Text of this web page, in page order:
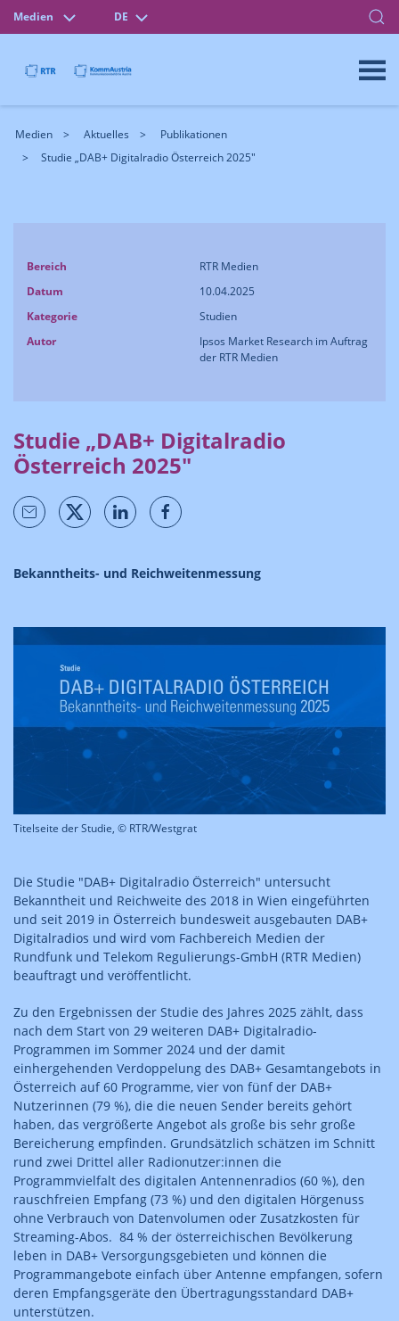
Medien DE
Medien Aktuelles
Publikationen
Studie „DAB+ Digitalradio Österreich 2025"
Bereich
RTR Medien
Datum
10.04.2025
Kategorie
Studien
Autor
Ipsos Market Research im Auftrag
der RTR Medien
Studie „DAB+ Digitalradio
Österreich 2025"
Bekanntheits- und Reichweitenmessung
Titelseite der Studie, © RTR/Westgrat
Die Studie "DAB+ Digitalradio Österreich" untersucht
Bekanntheit und Reichweite des 2018 in Wien eingeführten
und seit 2019 in Österreich bundesweit ausgebauten DAB+
Digitalradios und wird vom Fachbereich Medien der
Rundfunk und Telekom Regulierungs-GmbH (RTR Medien)
beauftragt und veröffentlicht.
Zu den Ergebnissen der Studie des Jahres 2025 zählt, dass
nach dem Start von 29 weiteren DAB+ Digitalradio-
Programmen im Sommer 2024 und der damit
einhergehenden Verdoppelung des DAB+ Gesamtangebots in
Österreich auf 60 Programme, vier von fünf der DAB+
Nutzerinnen (79 %), die die neuen Sender bereits gehört
haben, das vergrößerte Angebot als große bis sehr große
Bereicherung empfinden. Grundsätzlich schätzen im Schnitt
rund zwei Drittel aller Radionutzer:innen die
Programmvielfalt des digitalen Antennenradios (60 %), den
rauschfreien Empfang (73 %) und den digitalen Hörgenuss
ohne Verbrauch von Datenvolumen oder Zusatzkosten für
Streaming-Abos. 84 % der österreichischen Bevölkerung
leben in DAB+ Versorgungsgebieten und können die
Programmangebote einfach über Antenne empfangen, sofern
deren Empfangsgeräte den Übertragungsstandard DAB+
unterstützen.